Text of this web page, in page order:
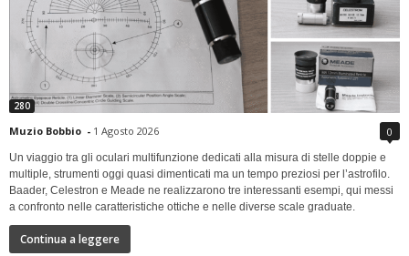
280
Muzio Bobbio - 1 Agosto 2026 0
Un viaggio tra gli oculari multifunzione dedicati alla misura di stelle doppie e
multiple, strumenti oggi quasi dimenticati ma un tempo preziosi per l’astrofilo.
Baader, Celestron e Meade ne realizzarono tre interessanti esempi, qui messi
a confronto nelle caratteristiche ottiche e nelle diverse scale graduate.
Continua a leggere